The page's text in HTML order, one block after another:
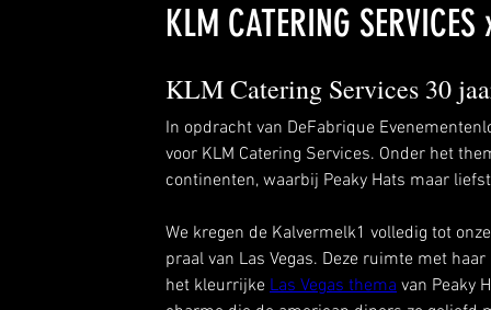
KLM CATERING
KLM Catering Services 30
In opdracht van DeFabrique
voor KLM Catering Services. Onder het
continenten, waarbij Peaky Hats maar
We kregen de Kalvermelk1 volledig tot
praal van Las Vegas. Deze ruimte met
het kleurrijke Las Vegas thema van Peaky